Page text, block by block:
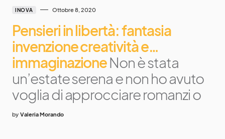
INOVA Ottobre 8, 2020
Pensieri in libertà: fantasia
invenzione creatività e…
immaginazioneNon è stata
un’estate serena e non ho avuto
voglia di approcciare romanzi o
by Valeria Morando